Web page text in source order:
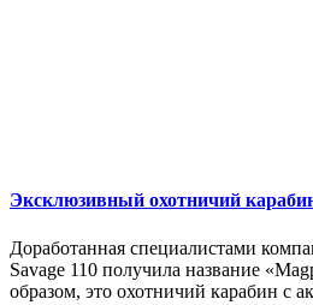
Эксклюзивный охотничий
Доработанная специалистами
Savage 110 получила название
образом, это охотничий карабин с